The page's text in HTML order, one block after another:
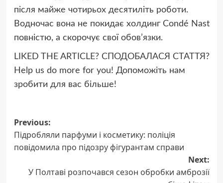
після майже чотирьох десятиліть роботи.
Водночас вона не покидає холдинг Condé Nast
повністю, а скорочує свої обов’язки.
LIKED THE ARTICLE? СПОДОБАЛАСЯ СТАТТЯ?
Help us do more for you! Допоможіть нам
зробити для вас більше!
Post
navigation
Previous:
Підробляли парфуми і косметику: поліція
повідомила про підозру фігурантам справи
Next:
У Полтаві розпочався сезон обробки амброзії